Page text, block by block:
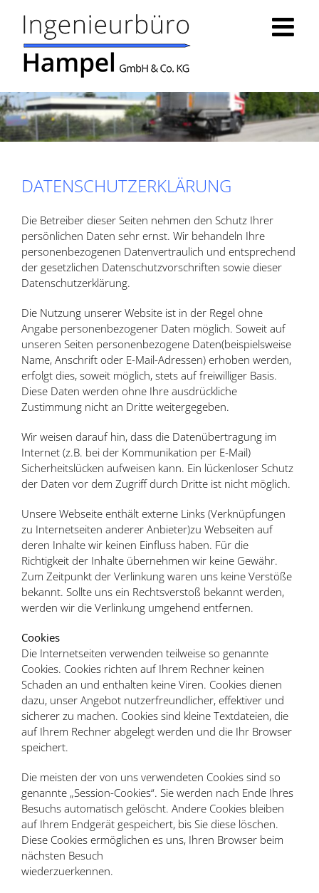
content
DATENSCHUTZERKLÄRUNG
Die Betreiber dieser Seiten nehmen den Schutz Ihrer
persönlichen Daten sehr ernst. Wir behandeln Ihre
personenbezogenen Datenvertraulich und entsprechend
der gesetzlichen Datenschutzvorschriften sowie dieser
Datenschutzerklärung.
Die Nutzung unserer Website ist in der Regel ohne
Angabe personenbezogener Daten möglich. Soweit auf
unseren Seiten personenbezogene Daten(beispielsweise
Name, Anschrift oder E-Mail-Adressen) erhoben werden,
erfolgt dies, soweit möglich, stets auf freiwilliger Basis.
Diese Daten werden ohne Ihre ausdrückliche
Zustimmung nicht an Dritte weitergegeben.
Wir weisen darauf hin, dass die Datenübertragung im
Internet (z.B. bei der Kommunikation per E-Mail)
Sicherheitslücken aufweisen kann. Ein lückenloser Schutz
der Daten vor dem Zugriff durch Dritte ist nicht möglich.
Unsere Webseite enthält externe Links (Verknüpfungen
zu Internetseiten anderer Anbieter)zu Webseiten auf
deren Inhalte wir keinen Einfluss haben. Für die
Richtigkeit der Inhalte übernehmen wir keine Gewähr.
Zum Zeitpunkt der Verlinkung waren uns keine Verstöße
bekannt. Sollte uns ein Rechtsverstoß bekannt werden,
werden wir die Verlinkung umgehend entfernen.
Cookies
Die Internetseiten verwenden teilweise so genannte
Cookies. Cookies richten auf Ihrem Rechner keinen
Schaden an und enthalten keine Viren. Cookies dienen
dazu, unser Angebot nutzerfreundlicher, effektiver und
sicherer zu machen. Cookies sind kleine Textdateien, die
auf Ihrem Rechner abgelegt werden und die Ihr Browser
speichert.
Die meisten der von uns verwendeten Cookies sind so
genannte „Session-Cookies“. Sie werden nach Ende Ihres
Besuchs automatisch gelöscht. Andere Cookies bleiben
auf Ihrem Endgerät gespeichert, bis Sie diese löschen.
Diese Cookies ermöglichen es uns, Ihren Browser beim
nächsten Besuch
wiederzuerkennen.